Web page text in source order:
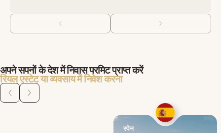
अपने सपनों के देश में निवास परमिट प्राप्त करें
रियल एस्टेट या व्यवसाय में निवेश करना
स्पेन